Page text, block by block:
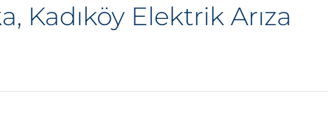
Kadıköy Elektrik Arıza